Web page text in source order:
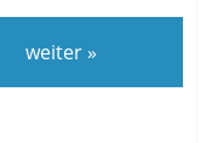
weiter »